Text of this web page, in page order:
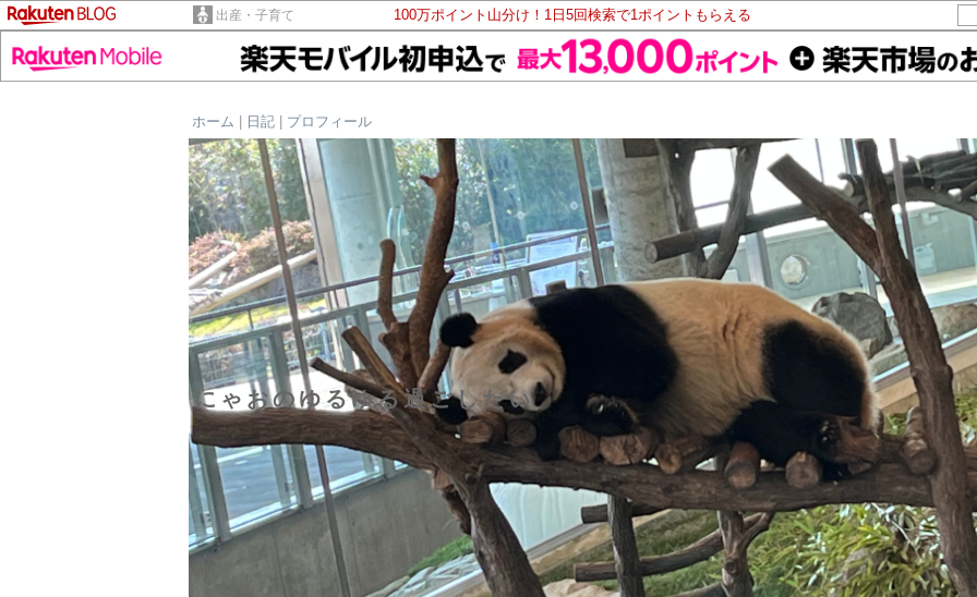
出産・子育て 100万ポイント山分け！1日5回検索で1ポイントもらえる
ホーム
日記 プロフィール
にゃおのゆるゆる過ごしたい